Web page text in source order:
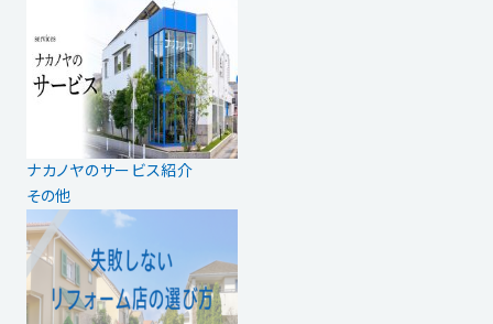
ナカノヤのサービス紹介
その他